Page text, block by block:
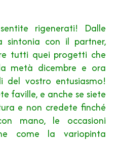
rigenerati! Dalle
sintonia con il partner,
tutti quei progetti che
metà dicembre e ora
del vostro entusiasmo!
faville, e anche se siete
e non credete finché
mano, le occasioni
come la variopinta